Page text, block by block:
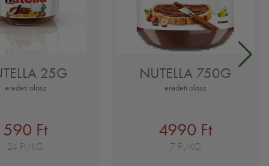
25G
eredeti olasz
590 Ft
24 Ft/KG
NUTELLA 750G
eredeti olasz
4990 Ft
7 Ft/KG